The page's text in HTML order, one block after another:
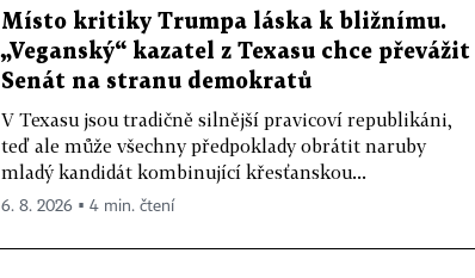
Místo kritiky Trumpa láska k bližnímu.
„Veganský“ kazatel z Texasu chce převážit
Senát na stranu demokratů
V Texasu jsou tradičně silnější pravicoví republikáni,
teď ale může všechny předpoklady obrátit naruby
mladý kandidát kombinující křesťanskou...
6. 8. 2026 ▪ 4 min. čtení